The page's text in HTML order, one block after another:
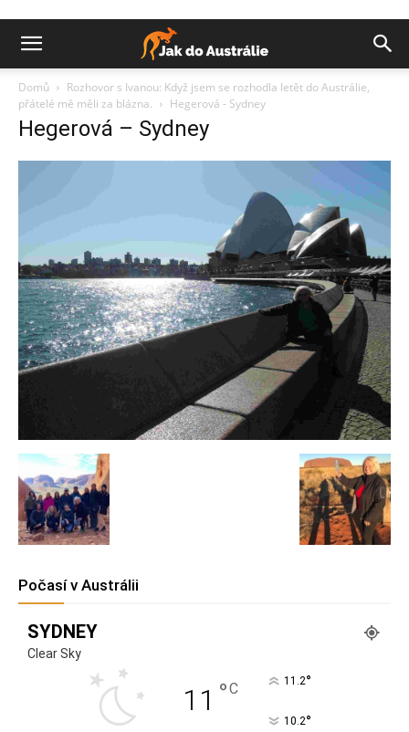
Domů
Rozhovor s Ivanou: Když jsem se rozhodla letět do Austrálie,
přátelé mě měli za blázna.
Hegerová - Sydney
Hegerová – Sydney
Počasí v Austrálii
SYDNEY
Clear Sky
11 °C 11.2°
10.2°